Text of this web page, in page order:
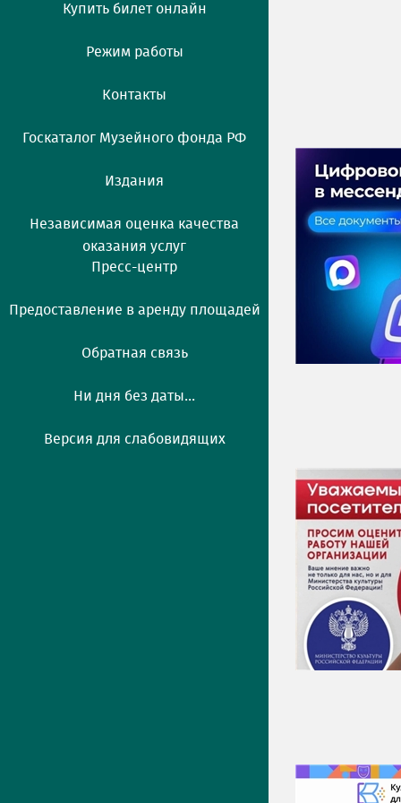
Купить билет онлайн
Режим работы
Контакты
Госкаталог Музейного фонда РФ
Издания
Независимая оценка качества
оказания услуг
Пресс-центр
Предоставление в аренду площадей
Обратная связь
Ни дня без даты...
Версия для слабовидящих